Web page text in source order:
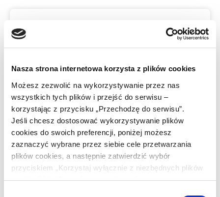
Nasza strona internetowa korzysta z plików cookies
Możesz zezwolić na wykorzystywanie przez nas
wszystkich tych plików i przejść do serwisu –
korzystając z przycisku „Przechodzę do serwisu”.
Jeśli chcesz dostosować wykorzystywanie plików
cookies do swoich preferencji, poniżej możesz
zaznaczyć wybrane przez siebie cele przetwarzania
plików cookies, a następnie zatwierdzić wybór
przyciskiem „Korzystaj wyłącznie z niezbędnych plików
cookies” lub "Zezwalam na wybrane".
Regulamin sklepu
internetowego
dokumentów koniecznych do uruchomienia
e-sklepu. W skład pakietu wchodzą:
regulamin sklepu internetowego – dla sklepu
sprzedającego standardowe produkty lub
CZYTAJ WIĘCEJ »